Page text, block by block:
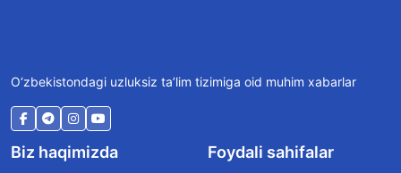
O‘zbekistondagi uzluksiz ta’lim tizimiga oid muhim xabarlar
Biz haqimizda Foydali sahifalar